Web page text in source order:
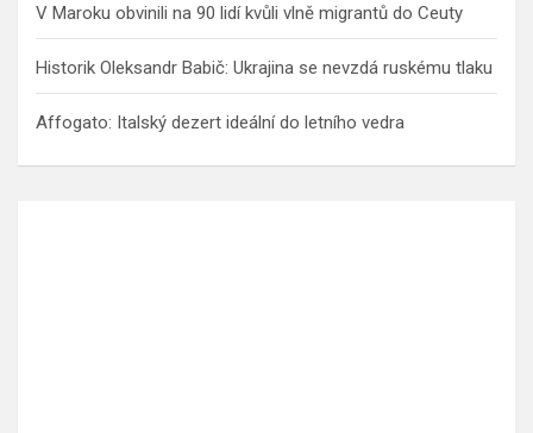
V Maroku obvinili na 90 lidí kvůli vlně migrantů do Ceuty
Historik Oleksandr Babič: Ukrajina se nevzdá ruskému tlaku
Affogato: Italský dezert ideální do letního vedra